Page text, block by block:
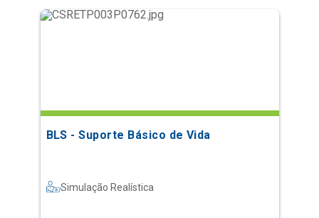
BLS - Suporte Básico de Vida
Simulação Realística